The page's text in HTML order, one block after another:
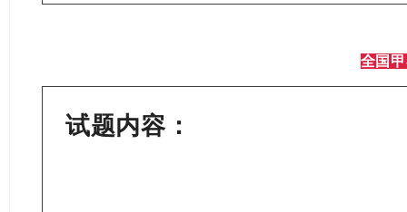
全国
试题内容：